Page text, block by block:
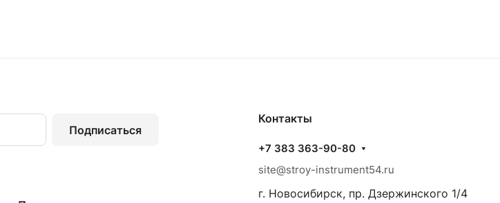
Подписаться
Контакты
+7 383 363-90-80
site@stroy-instrument54.ru
г. Новосибирск, пр. Дзержинского 1/4